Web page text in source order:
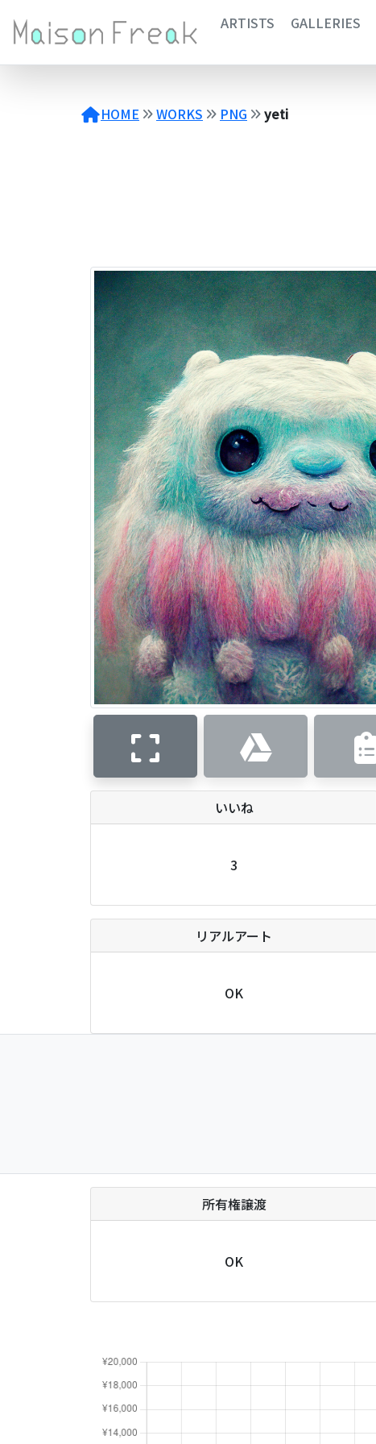
ン
ARTISTS GALLERIES
HOME WORKS PNG yeti
いいね
3
リアルアート
OK
所有権譲渡
OK